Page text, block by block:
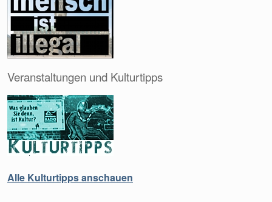
Veranstaltungen und Kulturtipps
Alle Kulturtipps anschauen